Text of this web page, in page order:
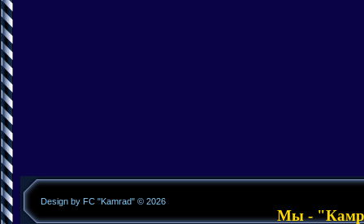
Design by FC "Kamrad" © 2026
Мы -